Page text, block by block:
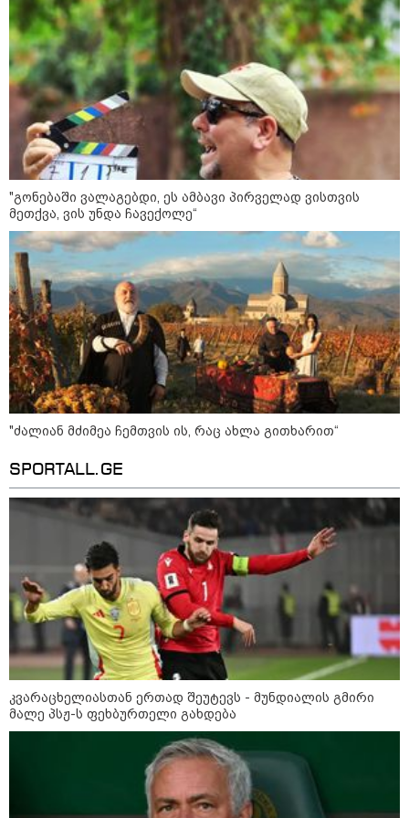
როგორ ჩავიცვათ 40 წლის
შემდეგ: მილიონერების
სტილისტის 8 ოქროს წესი და
აუცილებელი სამოსი
მსოფლიო
უძველესი სენი და ეპიდემია: აშშ-ში
ერთდროულად კეთრს და ნაწლავურ
ინფექციას ებრძვიან - რა უნდა ვიცოდეთ
და რამდენად სახიფათოა
13:36 / 09-08-2026
24 წლის ფეხბურთელს თამაშის
დროს ელვამ დაარტყა,
დაშავდა 12 ადამიანი -
ვრცელდება ტრაგიკული
მომენტის ამსახველი კადრები
ტაილანდიდან
12:47 / 09-08-2026
"გონებაში ვალაგებდი, ეს ამბავი პირველად ვისთვის
მეთქვა, ვის უნდა ჩავექოლე“
"ძალიან მძიმეა ჩემთვის ის, რაც ახლა გითხარით“
SPORTALL.GE
კვარაცხელიასთან ერთად შეუტევს - მუნდიალის გმირი
მალე პსჟ-ს ფეხბურთელი გახდება